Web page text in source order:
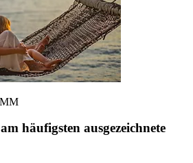
häufigsten ausgezeichnete